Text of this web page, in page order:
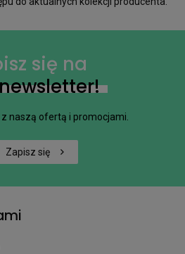
się na
z naszą ofertą i promocjami.
Zapisz się